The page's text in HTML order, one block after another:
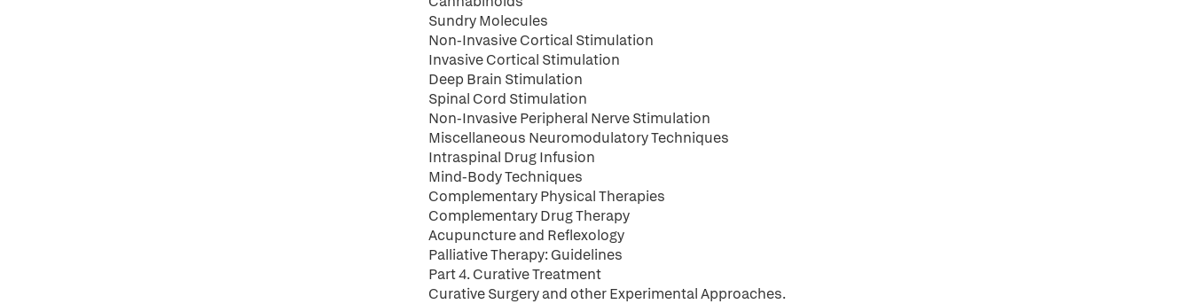
Sundry Molecules
Non-Invasive Cortical Stimulation
Invasive Cortical Stimulation
Deep Brain Stimulation
Spinal Cord Stimulation
Non-Invasive Peripheral Nerve Stimulation
Miscellaneous Neuromodulatory Techniques
Intraspinal Drug Infusion
Mind-Body Techniques
Complementary Physical Therapies
Complementary Drug Therapy
Acupuncture and Reflexology
Palliative Therapy: Guidelines
Part 4. Curative Treatment
Curative Surgery and other Experimental Approaches.